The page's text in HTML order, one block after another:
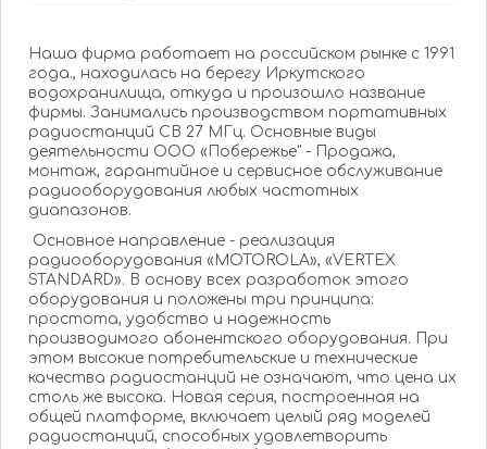
Наша фирма работает на российском рынке с 1991
года., находилась на берегу Иркутского
водохранилища, откуда и произошло название
фирмы. Занимались производством портативных
радиостанций СВ 27 МГц. Основные виды
деятельности ООО «Побережье" - Продажа,
монтаж, гарантийное и сервисное обслуживание
радиооборудования любых частотных
диапазонов.
Основное направление - реализация
радиооборудования «MOTOROLA», «VERTEX
STANDARD». В основу всех разработок этого
оборудования и положены три принципа:
простота, удобство и надежность
производимого абонентского оборудования. При
этом высокие потребительские и технические
качества радиостанций не означают, что цена их
столь же высока. Новая серия, построенная на
общей платформе, включает целый ряд моделей
радиостанций, способных удовлетворить